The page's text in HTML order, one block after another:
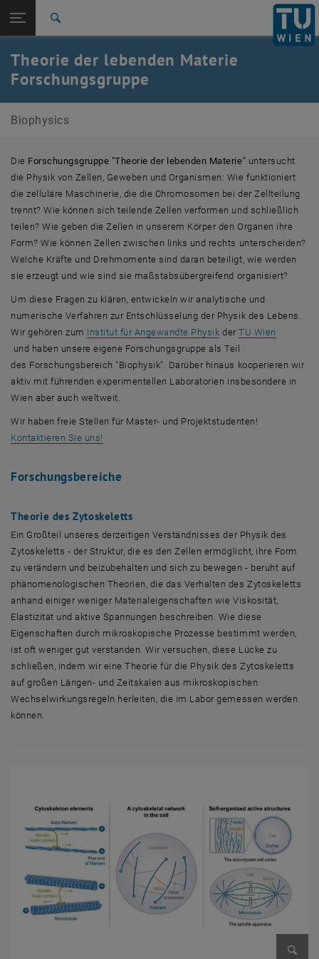
TU Login
Quicklinks
Quicklinks-Menü umschalten
Studium
International
Karriere
Zur 1. Menü Ebene
Biophysics
Zurück: Subseiten von Biophysics auflisten
Zurück zur letzten Ebene:
Biophysics
Publikationen, Artikel & Vorträge
Team
Theorie der lebenden Materie
Forschungsgruppe
Biophysics
Die Forschungsgruppe "Theorie der lebenden Materie" untersucht
die Physik von Zellen, Geweben und Organismen: Wie funktioniert
die zelluläre Maschinerie, die die Chromosomen bei der Zellteilung
trennt? Wie können sich teilende Zellen verformen und schließlich
teilen? Wie geben die Zellen in unserem Körper den Organen ihre
Form? Wie können Zellen zwischen links und rechts unterscheiden?
Welche Kräfte und Drehmomente sind daran beteiligt, wie werden
sie erzeugt und wie sind sie maßstabsübergreifend organisiert?
Um diese Fragen zu klären, entwickeln wir analytische und
numerische Verfahren zur Entschlüsselung der Physik des Lebens.
Wir gehören zum Institut für Angewandte Physik, öffnet eine externe
derTU Wien
, öffnet in einem neuen Fenster
und haben unsere eigene Forschungsgruppe als Teil
des Forschungsbereich "Biophysik". Darüber hinaus kooperieren wir
aktiv mit führenden experimentellen Laboratorien insbesondere in
Wien aber auch weltweit.
Wir haben freie Stellen für Master- und Projektstudenten!
Kontaktieren Sie uns!
Forschungsbereiche
Theorie des Zytoskeletts
Ein Großteil unseres derzeitigen Verständnisses der Physik des
Zytoskeletts - der Struktur, die es den Zellen ermöglicht, ihre Form
zu verändern und beizubehalten und sich zu bewegen - beruht auf
phänomenologischen Theorien, die das Verhalten des Zytoskeletts
anhand einiger weniger Materialeigenschaften wie Viskosität,
Elastizität und aktive Spannungen beschreiben. Wie diese
Eigenschaften durch mikroskopische Prozesse bestimmt werden,
ist oft weniger gut verstanden. Wir versuchen, diese Lücke zu
schließen, indem wir eine Theorie für die Physik des Zytoskeletts
auf großen Längen- und Zeitskalen aus mikroskopischen
Wechselwirkungsregeln herleiten, die im Labor gemessen werden
können.